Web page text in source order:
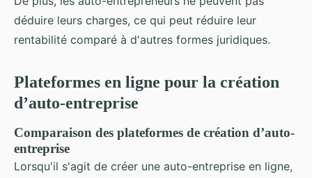
déduire leurs charges, ce qui peut réduire leur
rentabilité comparé à d'autres formes juridiques.
Plateformes en ligne pour la création
d’auto-entreprise
Comparaison des plateformes de création d’auto-
entreprise
Lorsqu'il s'agit de créer une auto-entreprise en ligne,